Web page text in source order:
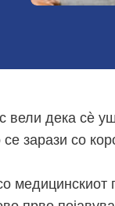
вели дека сѐ
зарази со